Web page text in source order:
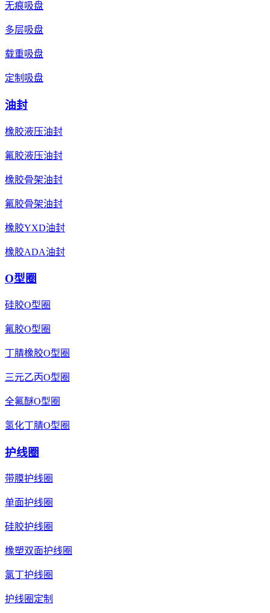
无痕吸盘
多层吸盘
载重吸盘
定制吸盘
油封
橡胶液压油封
氟胶液压油封
橡胶骨架油封
氟胶骨架油封
橡胶YXD油封
橡胶ADA油封
O型圈
硅胶O型圈
氟胶O型圈
丁腈橡胶O型圈
三元乙丙O型圈
全氟醚O型圈
氢化丁腈O型圈
护线圈
带膜护线圈
单面护线圈
硅胶护线圈
橡塑双面护线圈
氯丁护线圈
护线圈定制